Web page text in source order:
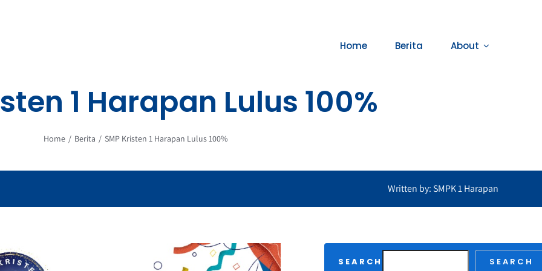
Home Berita About
1 Harapan Lulus 100%
Home Berita SMP Kristen 1 Harapan Lulus 100%
Written by: SMPK 1 Harapan
SEARCH SEARCH